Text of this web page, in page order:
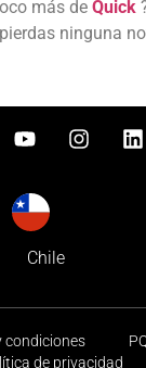
más de Quick
ninguna
Chile
condiciones
de privacidad